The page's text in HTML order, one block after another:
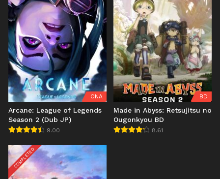
ONA
Arcane: League of Legends
Season 2 (Dub JP)
9.00
BD
Made in Abyss: Retsujitsu no
Ougonkyou BD
8.61
COMPLETED